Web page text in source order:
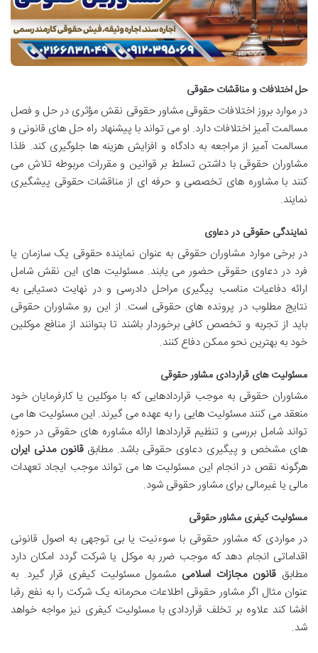
حل اختلافات و مناقشات حقوقی
در موارد بروز اختلافات حقوقی مشاور حقوقی نقش مؤثری در حل و فصل
مسالمت آمیز اختلافات دارد. او می تواند با پیشنهاد راه حل های قانونی و
مسالمت آمیز از مراجعه به دادگاه و افزایش هزینه ها جلوگیری کند. فلذا
مشاوران حقوقی با داشتن تسلط بر قوانین و مقررات مربوطه تلاش می
کنند با مشاوره های تخصصی و حرفه ای از مناقشات حقوقی پیشگیری
نمایند.
نمایندگی حقوقی در دعاوی
در برخی موارد مشاوران حقوقی به عنوان نماینده حقوقی یک سازمان یا
فرد در دعاوی حقوقی حضور می یابند. مسئولیت های این نقش شامل
ارائه دفاعیات مناسب پیگیری مراحل دادرسی و در نهایت دستیابی به
نتایج مطلوب در پرونده های حقوقی است. از این رو مشاوران حقوقی
باید از تجربه و تخصص کافی برخوردار باشند تا بتوانند از منافع موکلین
خود به بهترین نحو ممکن دفاع کنند.
مسئولیت های قراردادی مشاور حقوقی
مشاوران حقوقی به موجب قراردادهایی که با موکلین یا کارفرمایان خود
منعقد می کنند مسئولیت هایی را به عهده می گیرند. این مسئولیت ها می
تواند شامل بررسی و تنظیم قراردادها ارائه مشاوره های حقوقی در حوزه
های مشخص و پیگیری دعاوی حقوقی باشد. مطابققانون مدنی ایران
هرگونه نقص در انجام این مسئولیت ها می تواند موجب ایجاد تعهدات
مالی یا غیرمالی برای مشاور حقوقی شود.
مسئولیت کیفری مشاور حقوقی
در مواردی که مشاور حقوقی با سوءنیت یا بی توجهی به اصول قانونی
اقداماتی انجام دهد که موجب ضرر به موکل یا شرکت گردد امکان دارد
مطابق قانون مجازات اسلامی مشمول مسئولیت کیفری قرار گیرد. به
عنوان مثال اگر مشاور حقوقی اطلاعات محرمانه یک شرکت را به نفع رقبا
افشا کند علاوه بر تخلف قراردادی با مسئولیت کیفری نیز مواجه خواهد
شد.